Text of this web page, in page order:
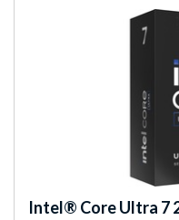
Intel® Core Ultra 7